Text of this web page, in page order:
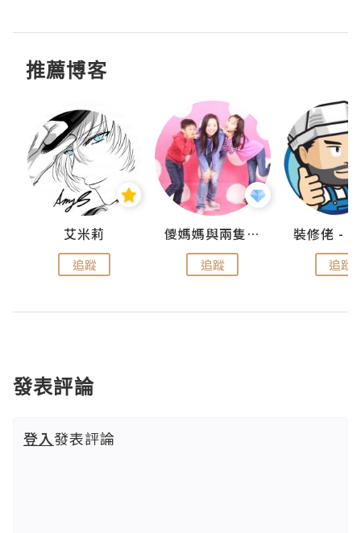
推薦博客
艾米莉
追蹤
儍媽媽與兩隻小魔怪之家
追蹤 追蹤
發表評論
登入發表評論